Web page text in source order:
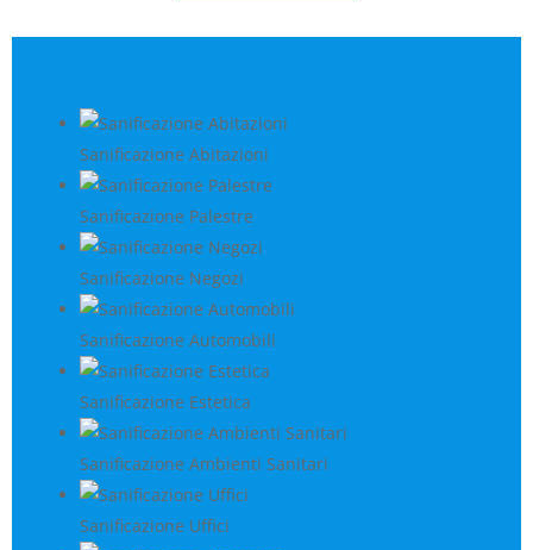
Sanificazione Abitazioni
Sanificazione Palestre
Sanificazione Negozi
Sanificazione Automobili
Sanificazione Estetica
Sanificazione Ambienti Sanitari
Sanificazione Uffici